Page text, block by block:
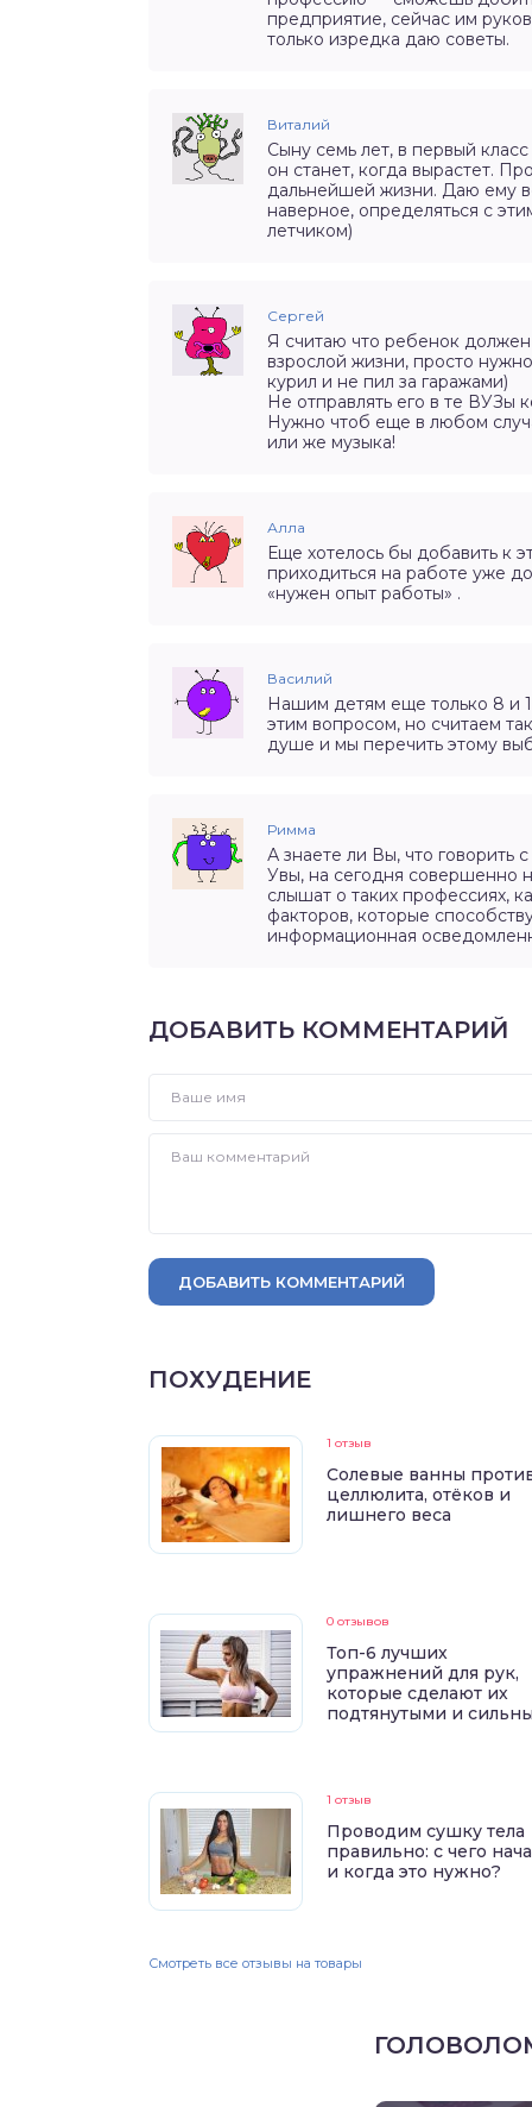
предприятие, сейчас им
только изредка даю советы.
Виталий
Сыну семь лет, в первый
он станет, когда вырастет.
дальнейшей жизни. Даю ему
наверное, определяться с
летчиком)
Сергей
Я считаю что ребенок
взрослой жизни, просто
курил и не пил за гаражами)
Не отправлять его в те ВУЗы
Нужно чтоб еще в любом
или же музыка!
Алла
Еще хотелось бы добавить к
приходиться на работе уже
«нужен опыт работы» .
Василий
Нашим детям еще только 8 и
этим вопросом, но считаем
душе и мы перечить этому
Римма
А знаете ли Вы, что говорить
Увы, на сегодня совершенно
слышат о таких профессиях,
факторов, которые
информационная
ДОБАВИТЬ КОММЕНТАРИЙ
ДОБАВИТЬ КОММЕНТАРИЙ
ПОХУДЕНИЕ
1 отзыв
Солевые ванны
целлюлита, отёков и
лишнего веса
0 отзывов
Топ-6 лучших
упражнений для рук,
которые сделают их
подтянутыми и
1 отзыв
Проводим сушку тела
правильно: с чего
и когда это нужно?
Смотреть все отзывы на товары